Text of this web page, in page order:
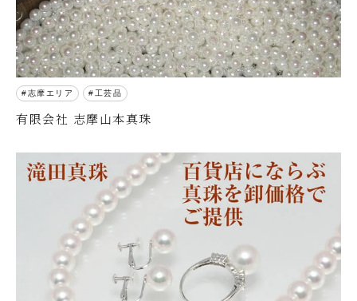
志摩エリア 工芸品
有限会社 志摩山本真珠